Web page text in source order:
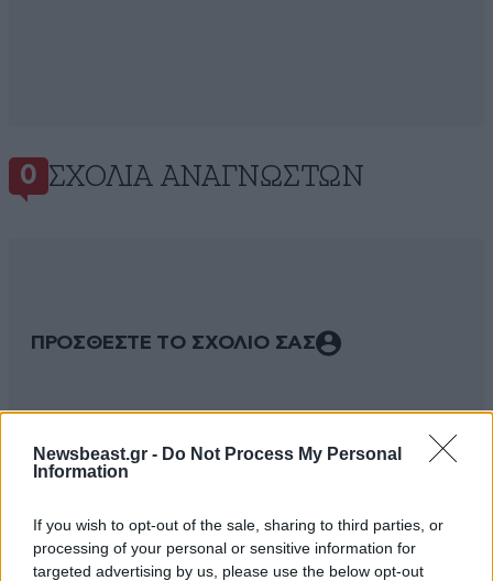
Newsbeast.gr - Do Not Process My Personal
Information
If you wish to opt-out of the sale, sharing to third parties, or
processing of your personal or sensitive information for
targeted advertising by us, please use the below opt-out
0 ΣΧΌΛΙΑ ΑΝΑΓΝΩΣΤΏΝ
ΠΡΟΣΘΕΣΤΕ ΤΟ ΣΧΟΛΙΟ ΣΑΣ